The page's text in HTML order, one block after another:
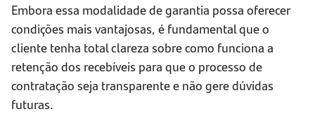
Embora essa modalidade de garantia possa oferecer
condições mais vantajosas, é fundamental que o
cliente tenha total clareza sobre como funciona a
retenção dos recebíveis para que o processo de
contratação seja transparente e não gere dúvidas
futuras.